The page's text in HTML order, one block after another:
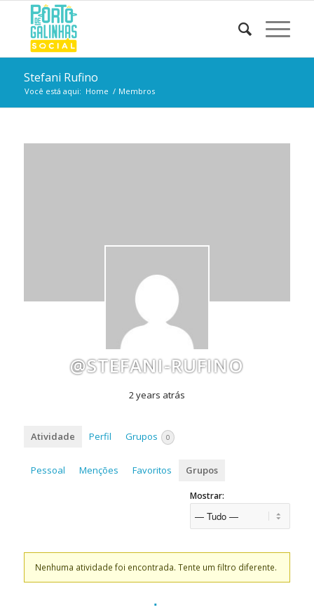
Stefani Rufino
Você está aqui: Home / Membros
@STEFANI-RUFINO
2 years atrás
Atividade Perfil Grupos 0
Pessoal Menções Favoritos Grupos
Mostrar:
Nenhuma atividade foi encontrada. Tente um filtro diferente.